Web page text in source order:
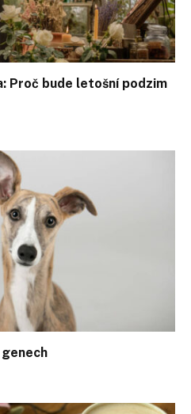
Proč bude letošní podzim